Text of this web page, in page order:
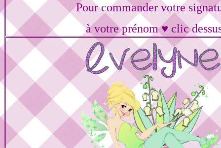
Pour commander votre
à votre prénom ♥ clic